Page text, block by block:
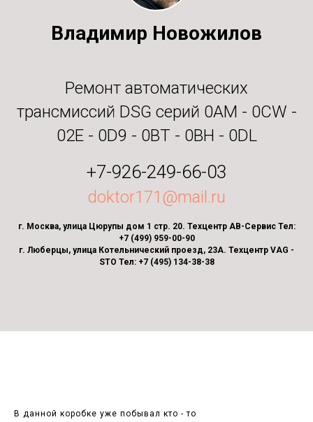
Владимир Новожилов
Ремонт автоматических
трансмиссий DSG серий 0AM - 0CW -
02E - 0D9 - 0BT - 0BH - 0DL
+7-926-249-66-03
doktor171@mail.ru
г. Москва, улица Цюрупы дом 1 стр. 20. Техцентр АВ-Сервис Тел:
+7 (499) 959-00-90
г. Люберцы, улица Котельнический проезд, 23А. Техцентр VAG -
STO Тел: +7 (495) 134-38-38
В данной коробке уже побывал кто - то